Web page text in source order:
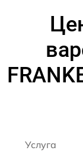
Услуга